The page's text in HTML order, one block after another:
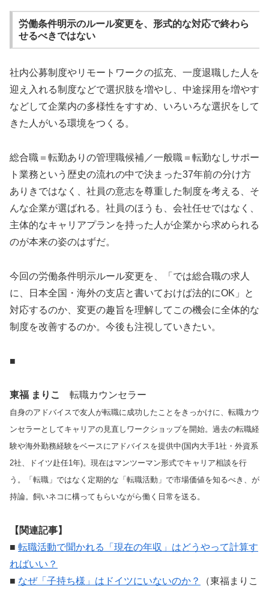
労働条件明示のルール変更を、形式的な対応で終わら
せるべきではない
社内公募制度やリモートワークの拡充、一度退職した人を
迎え入れる制度などで選択肢を増やし、中途採用を増やす
などして企業内の多様性をすすめ、いろいろな選択をして
きた人がいる環境をつくる。
総合職＝転勤ありの管理職候補／一般職＝転勤なしサポー
ト業務という歴史の流れの中で決まった37年前の分け方
ありきではなく、社員の意志を尊重した制度を考える、そ
んな企業が選ばれる。社員のほうも、会社任せではなく、
主体的なキャリアプランを持った人が企業から求められる
のが本来の姿のはずだ。
今回の労働条件明示ルール変更を、「では総合職の求人
に、日本全国・海外の支店と書いておけば法的にOK」と
対応するのか、変更の趣旨を理解してこの機会に全体的な
制度を改善するのか。今後も注視していきたい。
■
東福 まりこ 転職カウンセラー
自身のアドバイスで友人が転職に成功したことをきっかけに、転職カウ
ンセラーとしてキャリアの見直しワークショップを開始。過去の転職経
験や海外勤務経験をベースにアドバイスを提供中(国内大手1社・外資系
2社、ドイツ赴任1年)。現在はマンツーマン形式でキャリア相談を行
う。「転職」ではなく定期的な「転職活動」で市場価値を知るべき、が
持論。飼いネコに構ってもらいながら働く日常を送る。
【関連記事】
■ 転職活動で聞かれる「現在の年収」はどうやって計算す
ればいい？
■ なぜ「子持ち様」はドイツにいないのか？ （東福まりこ